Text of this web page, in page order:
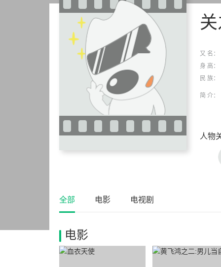
又 名：
身 高：
民 族：
简 介：
人物
全部 电影 电视剧
电影